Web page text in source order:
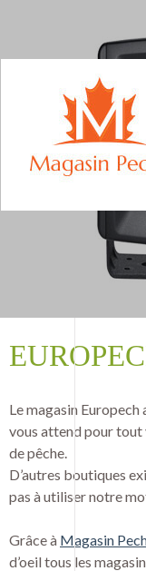
AU
Le magasin
vous attend pour tout
de pêche.
D’autres boutiques
pas à utiliser notre
Grâce à Magasin
d’oeil tous les